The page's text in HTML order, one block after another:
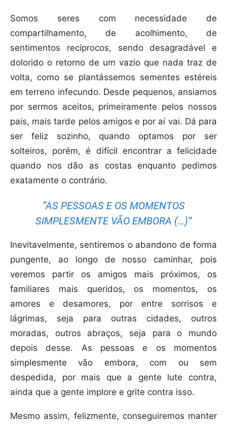
Somos seres com necessidade de
compartilhamento, de acolhimento, de
sentimentos recíprocos, sendo desagradável e
dolorido o retorno de um vazio que nada traz de
volta, como se plantássemos sementes estéreis
em terreno infecundo. Desde pequenos, ansiamos
por sermos aceitos, primeiramente pelos nossos
pais, mais tarde pelos amigos e por aí vai. Dá para
ser feliz sozinho, quando optamos por ser
solteiros, porém, é difícil encontrar a felicidade
quando nos dão as costas enquanto pedimos
exatamente o contrário.
“AS PESSOAS E OS MOMENTOS
SIMPLESMENTE VÃO EMBORA (…)”
Inevitavelmente, sentiremos o abandono de forma
pungente, ao longo de nosso caminhar, pois
veremos partir os amigos mais próximos, os
familiares mais queridos, os momentos, os
amores e desamores, por entre sorrisos e
lágrimas, seja para outras cidades, outros
moradas, outros abraços, seja para o mundo
depois desse. As pessoas e os momentos
simplesmente vão embora, com ou sem
despedida, por mais que a gente lute contra,
ainda que a gente implore e grite contra isso.
Mesmo assim, felizmente, conseguiremos manter